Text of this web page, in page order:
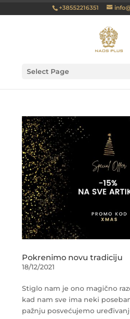
+38552216351
Select Page
Pokrenimo novu tradiciju
18/12/2021
Stiglo nam je ono magično
kad nam sve ima neki
pažnju posvećujemo